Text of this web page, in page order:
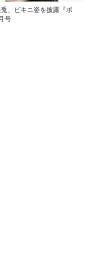
、ビキニ姿を披露『ボ
号